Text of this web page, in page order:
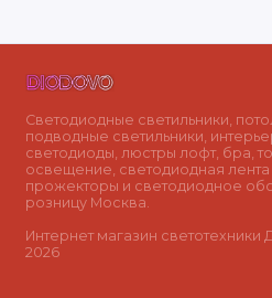
Светодиодные светильники,
подводные светильники,
светодиоды, люстры лофт, бра,
освещение, светодиодная
прожекторы и светодиодное
розницу Москва.
Интернет магазин
2026